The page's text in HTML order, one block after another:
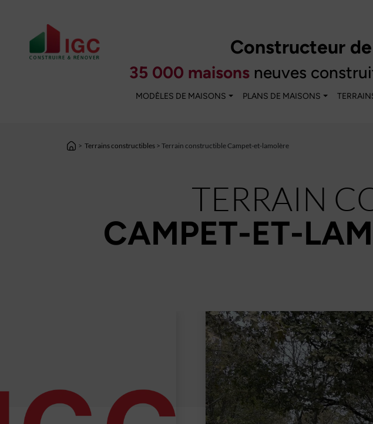
Constructeur de
35 000 maisonsneuves
MODÈLES DE MAISONS PLANS DE MAISONS
> Terrains constructibles > Terrain constructible Campet-et-lamolère
TERRAIN
CAMPET-ET-